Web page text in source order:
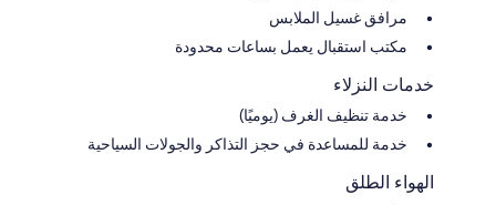
مرافق غسيل الملابس
مكتب استقبال يعمل بساعات محدودة
خدمات النزلاء
خدمة تنظيف الغرف (يوميًا)
خدمة للمساعدة في حجز التذاكر والجولات السياحية
الهواء الطلق